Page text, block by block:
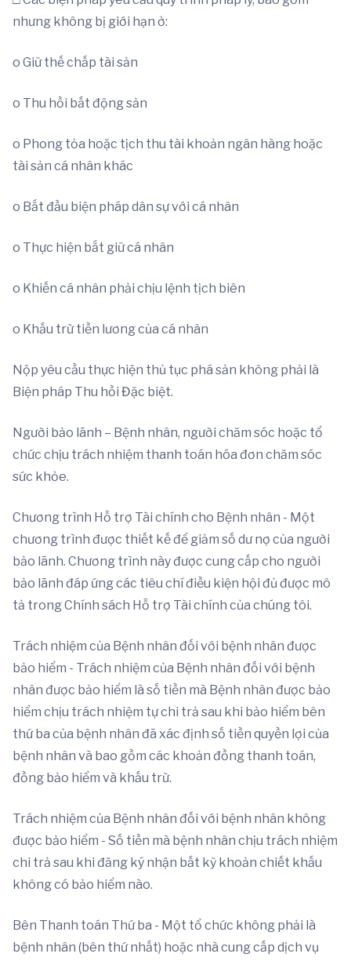
nhưng không bị giới hạn ở:
o Giữ thế chấp tài sản
o Thu hồi bất động sản
o Phong tỏa hoặc tịch thu tài khoản ngân hàng hoặc
tài sản cá nhân khác
o Bắt đầu biện pháp dân sự với cá nhân
o Thực hiện bắt giữ cá nhân
o Khiến cá nhân phải chịu lệnh tịch biên
o Khấu trừ tiền lương của cá nhân
Nộp yêu cầu thực hiện thủ tục phá sản không phải là
Biện pháp Thu hồi Đặc biệt.
Người bảo lãnh – Bệnh nhân, người chăm sóc hoặc tổ
chức chịu trách nhiệm thanh toán hóa đơn chăm sóc
sức khỏe.
Chương trình Hỗ trợ Tài chính cho Bệnh nhân - Một
chương trình được thiết kế để giảm số dư nợ của người
bảo lãnh. Chương trình này được cung cấp cho người
bảo lãnh đáp ứng các tiêu chí điều kiện hội đủ được mô
tả trong Chính sách Hỗ trợ Tài chính của chúng tôi.
Trách nhiệm của Bệnh nhân đối với bệnh nhân được
bảo hiểm - Trách nhiệm của Bệnh nhân đối với bệnh
nhân được bảo hiểm là số tiền mà Bệnh nhân được bảo
hiểm chịu trách nhiệm tự chi trả sau khi bảo hiểm bên
thứ ba của bệnh nhân đã xác định số tiền quyền lợi của
bệnh nhân và bao gồm các khoản đồng thanh toán,
đồng bảo hiểm và khấu trừ.
Trách nhiệm của Bệnh nhân đối với bệnh nhân không
được bảo hiểm - Số tiền mà bệnh nhân chịu trách nhiệm
chi trả sau khi đăng ký nhận bất kỳ khoản chiết khấu
không có bảo hiểm nào.
Bên Thanh toán Thứ ba - Một tổ chức không phải là
bệnh nhân (bên thứ nhất) hoặc nhà cung cấp dịch vụ